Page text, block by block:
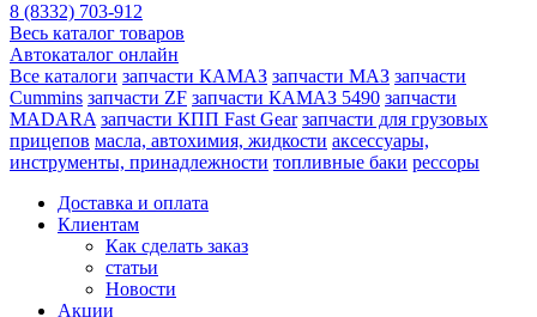
8 (8332) 703-912
Весь каталог товаров
Автокаталог онлайн
Все каталоги запчасти КАМАЗ запчасти МАЗ запчасти
Cummins запчасти ZF запчасти КАМАЗ 5490 запчасти
MADARA запчасти КПП Fast Gear запчасти для грузовых
прицепов масла, автохимия, жидкости аксессуары,
инструменты, принадлежности топливные баки рессоры
Доставка и оплата
Клиентам
Как сделать заказ
статьи
Новости
Акции